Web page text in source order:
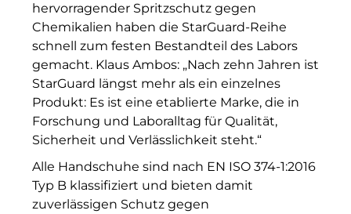
Optima_Hammer
PAULUS Immobiliengruppe
Pembroke
Quartier am Bahnhof Taufkirchen
R&S Immobilienmanagement GmbH
RE/MAX Germany
Rock Capital Group
hervorragender Spritzschutz gegen
Chemikalien haben die StarGuard-Reihe
schnell zum festen Bestandteil des Labors
gemacht. Klaus Ambos: „Nach zehn Jahren ist
StarGuard längst mehr als ein einzelnes
Produkt: Es ist eine etablierte Marke, die in
Forschung und Laboralltag für Qualität,
Sicherheit und Verlässlichkeit steht.“
Alle Handschuhe sind nach EN ISO 374-1:2016
Typ B klassifiziert und bieten damit
zuverlässigen Schutz gegen